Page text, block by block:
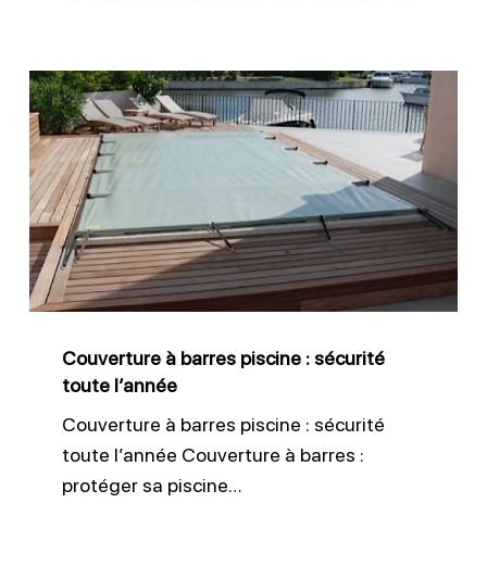
Couverture
à
barres
piscine
:
sécurité
toute
Couverture à barres piscine : sécurité
toute l’année
Couverture à barres piscine : sécurité
toute l’année Couverture à barres :
protéger sa piscine…